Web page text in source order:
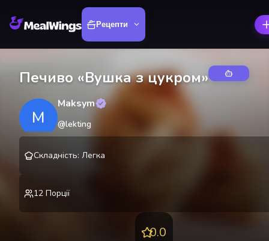
Рецепти
Печиво «Вушка з цукром»
M
Maksym
@lekting
Складність: Легка
12 Порції
0.0